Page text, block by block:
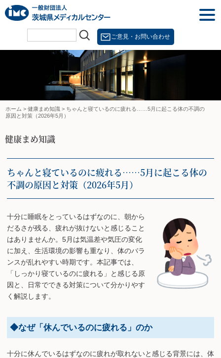
Skip
to
content
ご意見・お問い合わせ
ホーム > 健康まめ知識 > ちゃんと寝ているのに疲れる……5月に起こる体の不調の
原因と対策（2026年5月）
健康まめ知識
ちゃんと寝ているのに疲れる……5月に起こる体の
不調の原因と対策（2026年5月）
十分に睡眠をとっているはずなのに、朝から
だるさが残る、疲れが抜けないと感じること
はありませんか。5月は気温差や気圧の変化
に加え、生活環境の影響も重なり、体のバラ
ンスが乱れやすい時期です。本記事では、
「しっかり寝ているのに疲れる」と感じる原
因と、日常でできる対策について分かりやす
く解説します。
◆なぜ「休んでいるのに疲れる」のか
十分に休んでいるはずなのに疲れが取れないと感じる背景には、体